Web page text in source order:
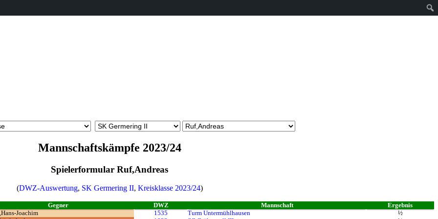
Mannschaftskämpfe 2023/24
Spielerformular Ruf,Andreas
(DWZ-Auswertung, SK Germering II, Kreisklasse 2023/24)
Gegner DWZ Mannschaft
Ergebnis
Joachim 1535 Turm Untermühlhausen
½